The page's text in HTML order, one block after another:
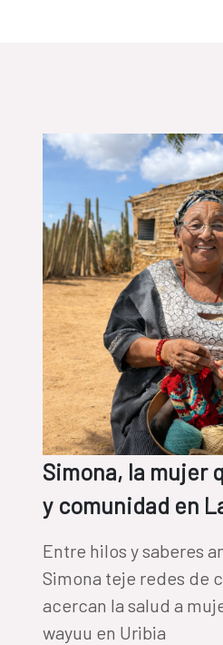
Simona, la mujer
y comunidad en
Entre hilos y saberes
Simona teje redes de
acercan la salud a
wayuu en Uribia